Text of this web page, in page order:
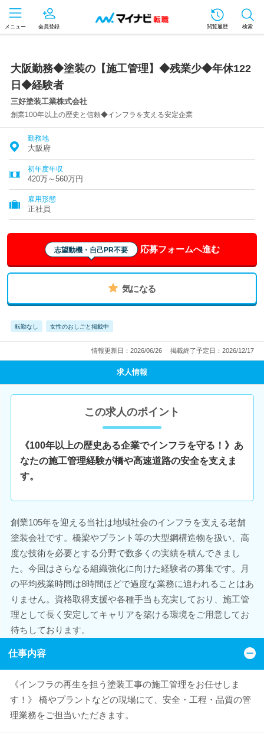
メニュー 会員登録 閲覧履歴 検索
大阪勤務◆塗装の【施工管理】◆残業少◆年休122
日◆経験者
三好塗装工業株式会社
創業100年以上の歴史と信頼◆インフラを支える安定企業
勤務地
大阪府
初年度年収
420万～560万円
雇用形態
正社員
志望動機・自己PR不要 応募フォームへ進む
気になる
転勤なし 女性のおしごと掲載中
情報更新日：2026/06/26 掲載終了予定日：2026/12/17
求人情報
この求人のポイント
《100年以上の歴史ある企業でインフラを守る！》あ
なたの施工管理経験が橋や高速道路の安全を支えま
す。
創業105年を迎える当社は地域社会のインフラを支える老舗
塗装会社です。橋梁やプラント等の大型鋼構造物を扱い、高
度な技術を必要とする分野で数多くの実績を積んできまし
た。今回はさらなる組織強化に向けた経験者の募集です。月
の平均残業時間は8時間ほどで過度な業務に追われることはあ
りません。資格取得支援や各種手当も充実しており、施工管
理として長く安定してキャリアを築ける環境をご用意してお
待ちしております。
仕事内容
《インフラの再生を担う塗装工事の施工管理をお任せしま
す！》 橋やプラントなどの現場にて、安全・工程・品質の管
理業務をご担当いただきます。